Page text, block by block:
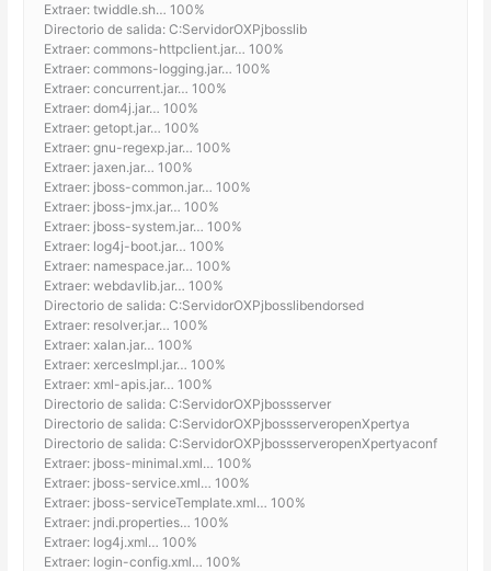
Extraer: twiddle.sh… 100%
Directorio de salida: C:ServidorOXPjbosslib
Extraer: commons-httpclient.jar… 100%
Extraer: commons-logging.jar… 100%
Extraer: concurrent.jar… 100%
Extraer: dom4j.jar… 100%
Extraer: getopt.jar… 100%
Extraer: gnu-regexp.jar… 100%
Extraer: jaxen.jar… 100%
Extraer: jboss-common.jar… 100%
Extraer: jboss-jmx.jar… 100%
Extraer: jboss-system.jar… 100%
Extraer: log4j-boot.jar… 100%
Extraer: namespace.jar… 100%
Extraer: webdavlib.jar… 100%
Directorio de salida: C:ServidorOXPjbosslibendorsed
Extraer: resolver.jar… 100%
Extraer: xalan.jar… 100%
Extraer: xercesImpl.jar… 100%
Extraer: xml-apis.jar… 100%
Directorio de salida: C:ServidorOXPjbossserver
Directorio de salida: C:ServidorOXPjbossserveropenXpertya
Directorio de salida: C:ServidorOXPjbossserveropenXpertyaconf
Extraer: jboss-minimal.xml… 100%
Extraer: jboss-service.xml… 100%
Extraer: jboss-serviceTemplate.xml… 100%
Extraer: jndi.properties… 100%
Extraer: log4j.xml… 100%
Extraer: login-config.xml… 100%